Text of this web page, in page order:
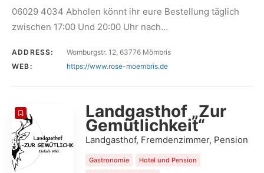
06029 4034 Abholen könnt ihr eure Bestellung täglich
zwischen 17:00 Und 20:00 Uhr nach…
ADDRESS:
Womburgstr. 12, 63776 Mömbris
WEB:
https://www.rose-moembris.de
Landgasthof „Zur
Gemütlichkeit“
Landgasthof, Fremdenzimmer, Pension
Gastronomie
Hotel und Pension